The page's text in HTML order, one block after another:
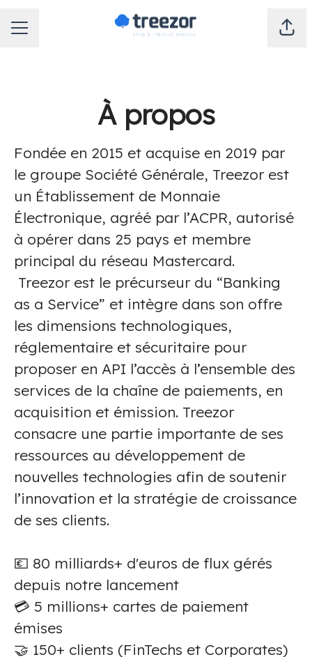
MENU CARRIÈRE
À propos
Fondée en 2015 et acquise en 2019 par
le groupe Société Générale, Treezor est
un Établissement de Monnaie
Électronique, agréé par l’ACPR, autorisé
à opérer dans 25 pays et membre
principal du réseau Mastercard.
Treezor est le précurseur du “Banking
as a Service” et intègre dans son offre
les dimensions technologiques,
réglementaire et sécuritaire pour
proposer en API l’accès à l’ensemble des
services de la chaîne de paiements, en
acquisition et émission. Treezor
consacre une partie importante de ses
ressources au développement de
nouvelles technologies afin de soutenir
l’innovation et la stratégie de croissance
de ses clients.
💶 80 milliards+ d'euros de flux gérés
depuis notre lancement
💳 5 millions+ cartes de paiement
émises
🤝 150+ clients (FinTechs et Corporates)